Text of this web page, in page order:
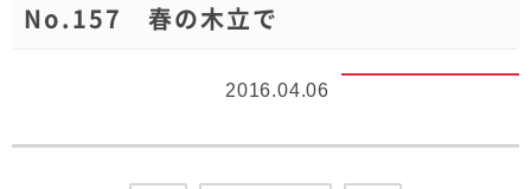
No.157 春の木立で
2016.04.06